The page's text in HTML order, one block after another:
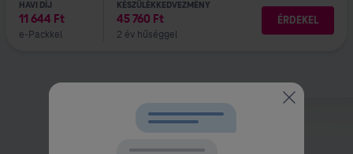
HAVI DÍJ
11 644 Ft
e-Packkel
KÉSZÜLÉKKEDVEZMÉNY
45 760 Ft
2 év hűséggel
ÉRDEKEL